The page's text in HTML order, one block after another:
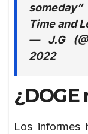
Time and
— J.G
2022
¿DOGE
Los informes